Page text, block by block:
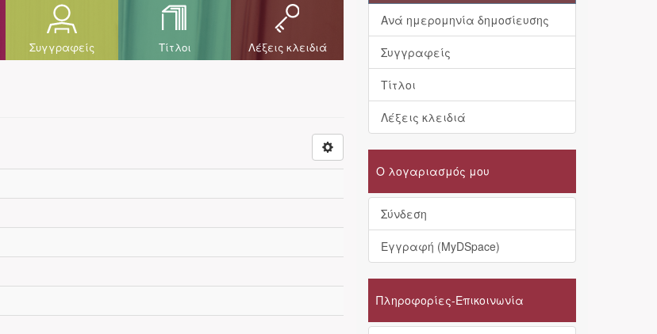
Συγγραφείς Τίτλοι Λέξεις κλειδιά
Ανά ημερομηνία δημοσίευσης
Συγγραφείς
Τίτλοι
Λέξεις κλειδιά
Ο λογαριασμός μου
Σύνδεση
Εγγραφή (MyDSpace)
Πληροφορίες-Επικοινωνία